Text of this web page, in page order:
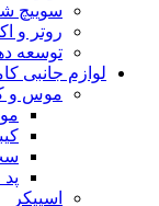
سوییچ
روتر و
توسعه
لوازم جانبی
موس و
اسپیکر